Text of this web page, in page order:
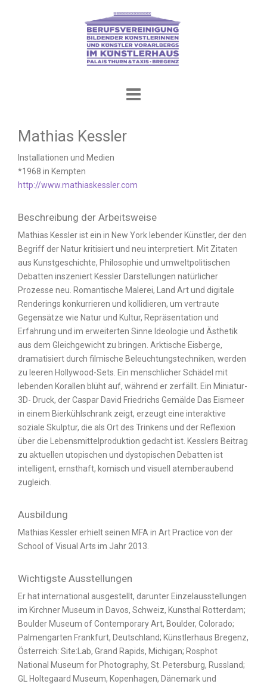
Mathias Kessler
Installationen und Medien
*1968 in Kempten
http://www.mathiaskessler.com
Beschreibung der Arbeitsweise
Mathias Kessler ist ein in New York lebender Künstler, der den
Begriff der Natur kritisiert und neu interpretiert. Mit Zitaten
aus Kunstgeschichte, Philosophie und umweltpolitischen
Debatten inszeniert Kessler Darstellungen natürlicher
Prozesse neu. Romantische Malerei, Land Art und digitale
Renderings konkurrieren und kollidieren, um vertraute
Gegensätze wie Natur und Kultur, Repräsentation und
Erfahrung und im erweiterten Sinne Ideologie und Ästhetik
aus dem Gleichgewicht zu bringen. Arktische Eisberge,
dramatisiert durch filmische Beleuchtungstechniken, werden
zu leeren Hollywood-Sets. Ein menschlicher Schädel mit
lebenden Korallen blüht auf, während er zerfällt. Ein Miniatur-
3D- Druck, der Caspar David Friedrichs Gemälde Das Eismeer
in einem Bierkühlschrank zeigt, erzeugt eine interaktive
soziale Skulptur, die als Ort des Trinkens und der Reflexion
über die Lebensmittelproduktion gedacht ist. Kesslers Beitrag
zu aktuellen utopischen und dystopischen Debatten ist
intelligent, ernsthaft, komisch und visuell atemberaubend
zugleich.
Ausbildung
Mathias Kessler erhielt seinen MFA in Art Practice von der
School of Visual Arts im Jahr 2013.
Wichtigste Ausstellungen
Er hat international ausgestellt, darunter Einzelausstellungen
im Kirchner Museum in Davos, Schweiz, Kunsthal Rotterdam;
Boulder Museum of Contemporary Art, Boulder, Colorado;
Palmengarten Frankfurt, Deutschland; Künstlerhaus Bregenz,
Österreich: Site:Lab, Grand Rapids, Michigan; Rosphot
National Museum for Photography, St. Petersburg, Russland;
GL Holtegaard Museum, Kopenhagen, Dänemark und